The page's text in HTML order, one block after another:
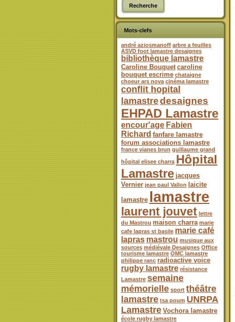
Mots-clefs
andré aziosmanoff arbre a feuilles
ASVD foot lamastre desaignes
bibliothèque lamastre
Caroline Bouquet caroline
bouquet escrime chataigne
choeur ars nova cinéma lamastre
conflit hopital
lamastredesaignes
EHPAD Lamastre
encour'age Fabien
Richard fanfare lamastre
forum associations lamastre
france vianes brun guillaume grand
hôpital elisee charra Hôpital
Lamastre jacques
Vernier jean paul Vallon
laicite
lamastre lamastre
laurent jouvet lettre
du Mastrou maison charra marie
cafe lapras st basile marie café
lapras mastrou musique aux
sources médiévale Desaignes Office
tourisme lamastre OMC lamastre
philippe ranc radioactive voice
rugby lamastre résistance
Lamastre semaine
mémorielle sport théâtre
lamastre tsa poum UNRPA
Lamastre Vochora lamastre
école rugby lamastre